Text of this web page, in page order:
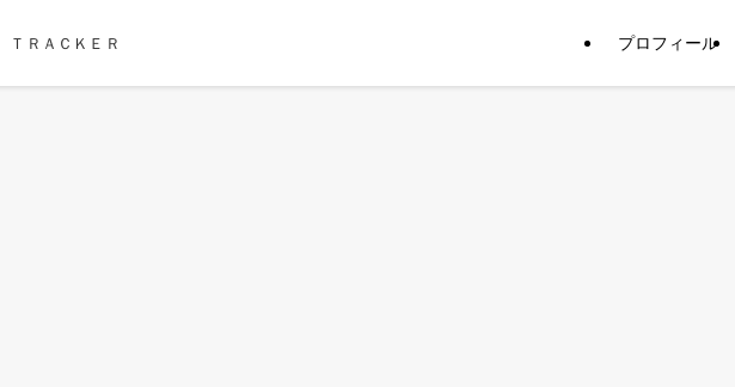
ＲＡＣＫＥＲ プロフィール